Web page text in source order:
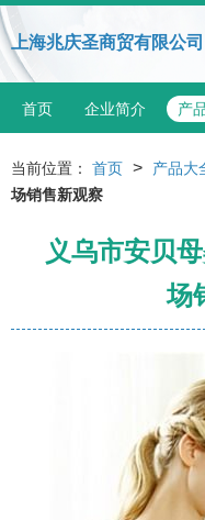
上海兆庆圣商贸有限公司
首页 企业简介 产
当前位置： 首页 > 产品大
场销售新观察
义乌市安贝
场